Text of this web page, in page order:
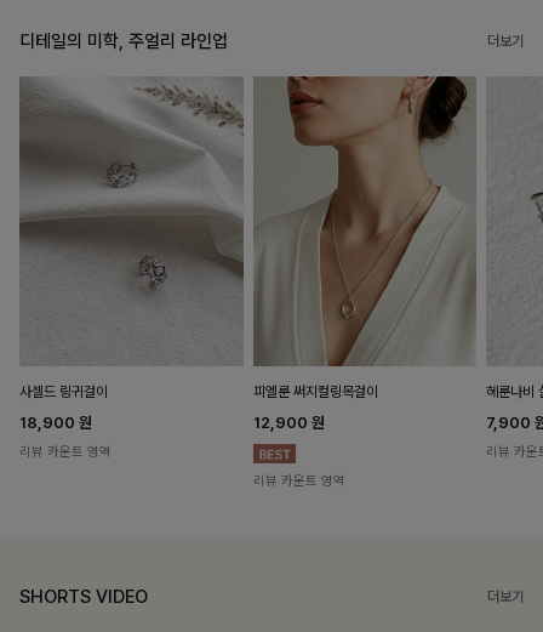
디테일의 미학, 주얼리 라인업 더보기
사셀드 링귀걸이
18,900 원
리뷰 카운트 영역
피엘룬 써지컬링목걸이
12,900 원
리뷰 카운트 영역
헤룬나비
7,900
리뷰 카운
SHORTS VIDEO 더보기